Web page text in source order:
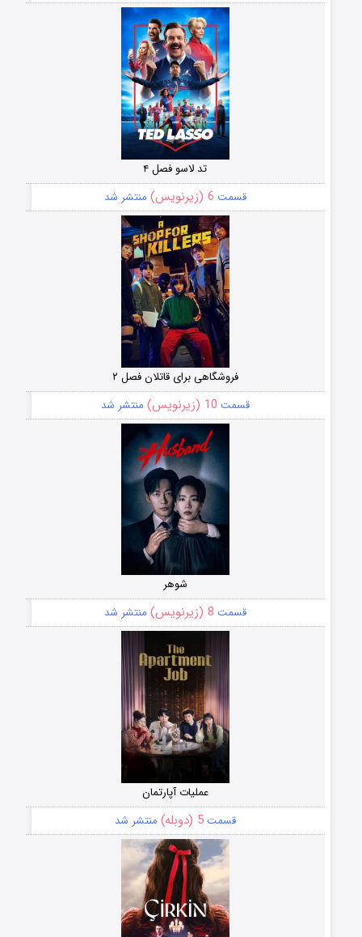
تد لاسو فصل ۴
قسمت 6 (زیرنویس) منتشر شد
فروشگاهی برای قاتلان فصل ۲
قسمت 10 (زیرنویس) منتشر شد
شوهر
قسمت 8 (زیرنویس) منتشر شد
عملیات آپارتمان
قسمت5 (دوبله) منتشر شد